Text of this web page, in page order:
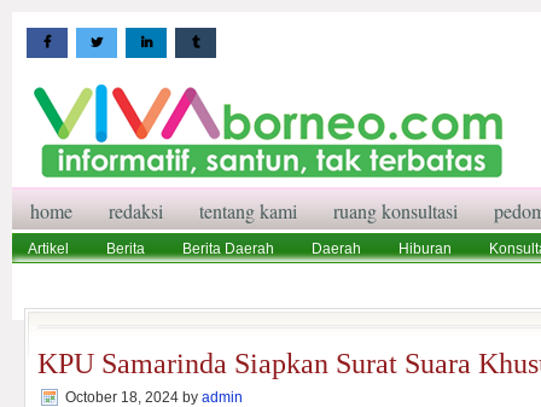
home redaksi tentang kami ruang konsultasi
Artikel Berita Berita Daerah Daerah Hiburan
KPU Samarinda Siapkan Surat Suara
October 18, 2024 by admin